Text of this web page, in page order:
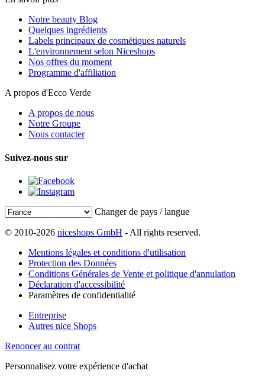
Notre beauty Blog
Quelques ingrédients
Labels principaux de cosmétiques naturels
L'environnement selon Niceshops
Nos offres du moment
Programme d'affiliation
A propos d'Ecco Verde
A propos de nous
Notre Groupe
Nous contacter
Suivez-nous sur
Changer de pays / langue
© 2010-2026 niceshops GmbH - All rights reserved.
Mentions légales et conditions d'utilisation
Protection des Données
Conditions Générales de Vente et politique d'annulation
Déclaration d'accessibilité
Paramètres de confidentialité
Entreprise
Autres nice Shops
Renoncer au contrat
Personnalisez votre expérience d'achat